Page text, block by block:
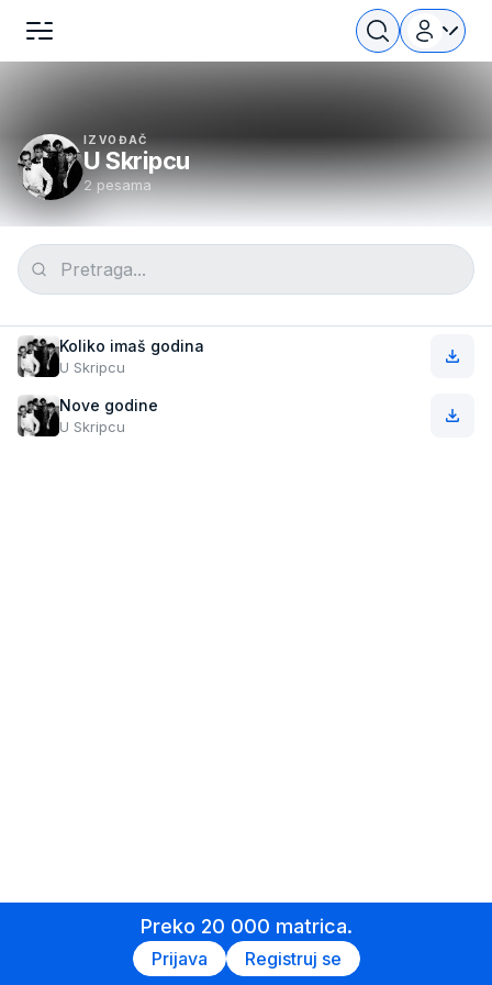
IZVOĐAČ
U Skripcu
2 pesama
Koliko imaš godina
U Skripcu
Nove godine
U Skripcu
Preko 20 000 matrica.
Prijava Registruj se